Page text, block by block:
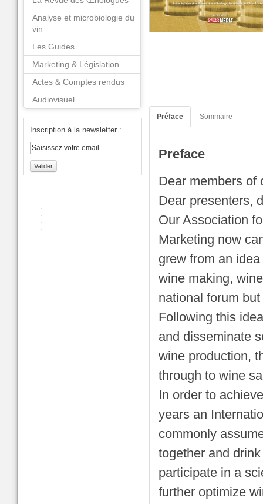
Préface Sommaire
Preface
Dear members of
Dear presenters,
Our Association
Marketing now
grew from an
wine making,
national forum
Following this
and disseminate
wine production,
through to wine
In order to
years an
commonly
together and
participate in a
further optimize
Analyse et microbiologie du
vin
Les Guides
Marketing & Législation
Actes & Comptes rendus
Audiovisuel
Inscription à la newsletter :
Valider